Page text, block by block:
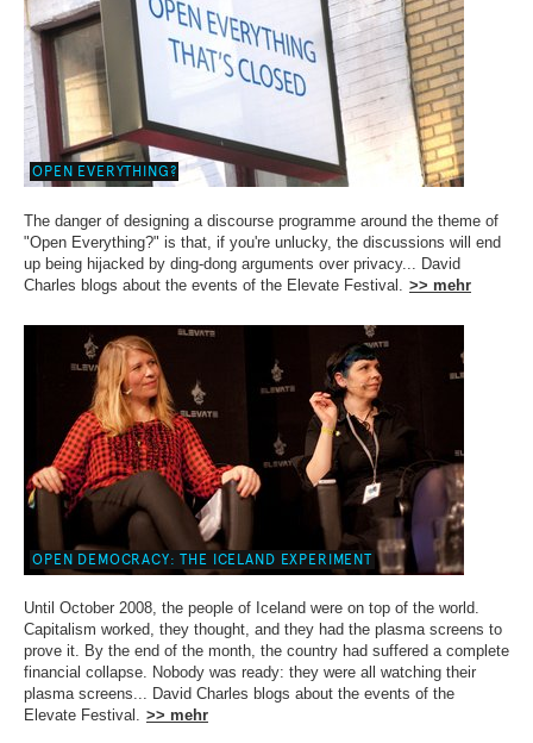
OPEN EVERYTHING?
The danger of designing a discourse programme around the theme of
"Open Everything?" is that, if you're unlucky, the discussions will end
up being hijacked by ding-dong arguments over privacy... David
Charles blogs about the events of the Elevate Festival.
>> mehr
OPEN DEMOCRACY: THE ICELAND EXPERIMENT
Until October 2008, the people of Iceland were on top of the world.
Capitalism worked, they thought, and they had the plasma screens to
prove it. By the end of the month, the country had suffered a complete
financial collapse. Nobody was ready: they were all watching their
plasma screens... David Charles blogs about the events of the
Elevate Festival. >> mehr